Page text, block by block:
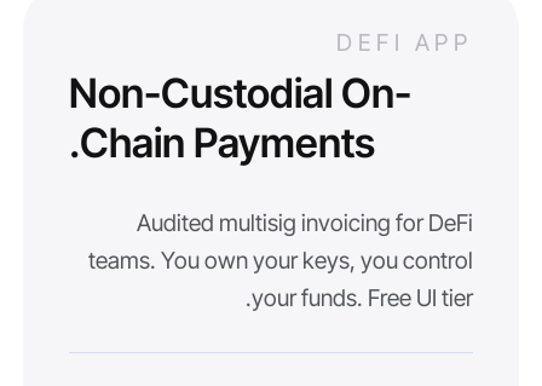
DEFI APP
Non-Custodial On-
Chain Payments.
Audited multisig invoicing for DeFi
teams. You own your keys, you control
your funds. Free UI tier.